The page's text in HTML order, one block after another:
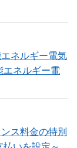
ネルギー電気
エネルギー電
ス料金の特別